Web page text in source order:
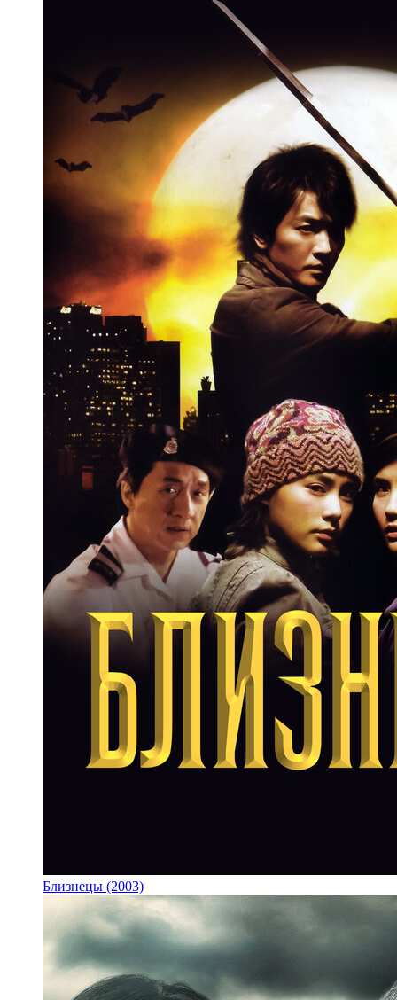
Близнецы (2003)